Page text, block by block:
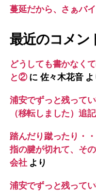
蔓延だから、さぁバイ
最近のコメン
どうしても書かなく
と②に佐々木花音よ
浦安でずっと残って
（移転しました）追
踏んだり蹴ったり・
指の腱が切れて、そ
会社より
浦安でずっと残って